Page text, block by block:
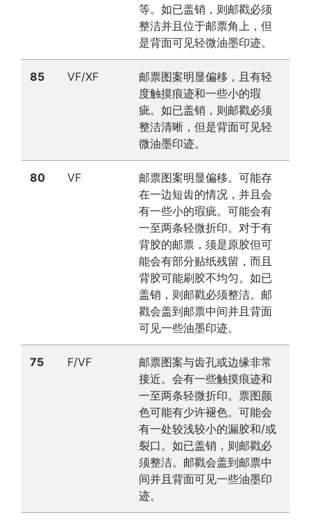
等。如已盖销，则邮戳必须
整洁并且位于邮票角上，但
是背面可见轻微油墨印迹。
85 VF/XF
邮票图案明显偏移，且有轻
度触摸痕迹和一些小的瑕
疵。如已盖销，则邮戳必须
整洁清晰，但是背面可见轻
微油墨印迹。
80 VF
邮票图案明显偏移。可能存
在一边短齿的情况，并且会
有一些小的瑕疵。可能会有
一至两条轻微折印。对于有
背胶的邮票，须是原胶但可
能会有部分贴纸残留，而且
背胶可能刷胶不均匀。如已
盖销，则邮戳必须整洁。邮
戳会盖到邮票中间并且背面
可见一些油墨印迹。
75 F/VF
邮票图案与齿孔或边缘非常
接近。会有一些触摸痕迹和
一至两条轻微折印。票图颜
色可能有少许褪色。可能会
有一处较浅较小的漏胶和/或
裂口。如已盖销，则邮戳必
须整洁。邮戳会盖到邮票中
间并且背面可见一些油墨印
迹。